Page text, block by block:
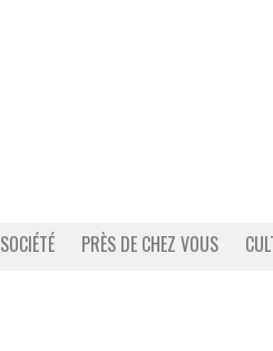
SOCIÉTÉ PRÈS DE CHEZ VOUS